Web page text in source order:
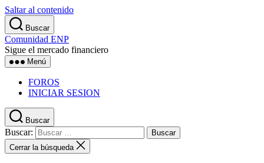
Saltar al contenido
Buscar
Comunidad ENP
Sigue el mercado financiero
Menú
FOROS
INICIAR SESION
Buscar
Buscar:
Cerrar la búsqueda